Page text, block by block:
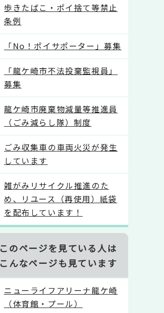
歩きたばこ・ポイ捨て等禁止
条例
「No！ポイサポーター」募集
「龍ケ崎市不法投棄監視員」
募集
龍ケ崎市廃棄物減量等推進員
（ごみ減らし隊）制度
ごみ収集車の車両火災が発生
しています
雑がみリサイクル推進のた
め、リユース（再使用）紙袋
を配布しています！
このページを見ている人は
こんなページも見ています
ニューライフアリーナ龍ケ崎
（体育館・プール）